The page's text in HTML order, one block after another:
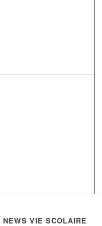
NEWS VIE SCOLAIRE